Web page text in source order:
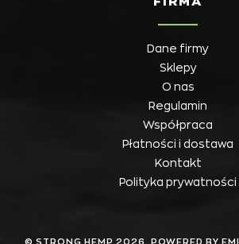
Dane firmy
Sklepy
O nas
Regulamin
Współpraca
Płatności i dostawa
Kontakt
Polityka prywatności
© STRONG HEMP 2026. POWERED BY